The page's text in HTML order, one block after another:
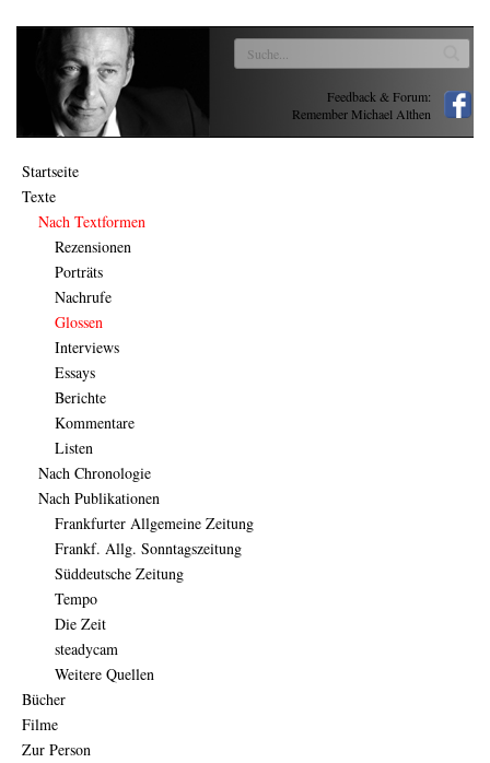
Feedback & Forum:
Remember Michael Althen
Startseite
Texte
Nach Textformen
Rezensionen
Porträts
Nachrufe
Glossen
Interviews
Essays
Berichte
Kommentare
Listen
Nach Chronologie
Nach Publikationen
Frankfurter Allgemeine Zeitung
Frankf. Allg. Sonntagszeitung
Süddeutsche Zeitung
Tempo
Die Zeit
steadycam
Weitere Quellen
Bücher
Filme
Zur Person